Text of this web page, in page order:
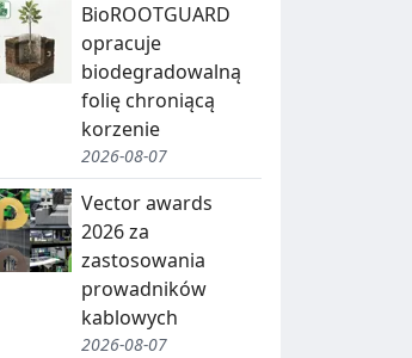
BioROOTGUARD
opracuje
biodegradowalną
folię chroniącą
korzenie
2026-08-07
Vector awards
2026 za
zastosowania
prowadników
kablowych
2026-08-07